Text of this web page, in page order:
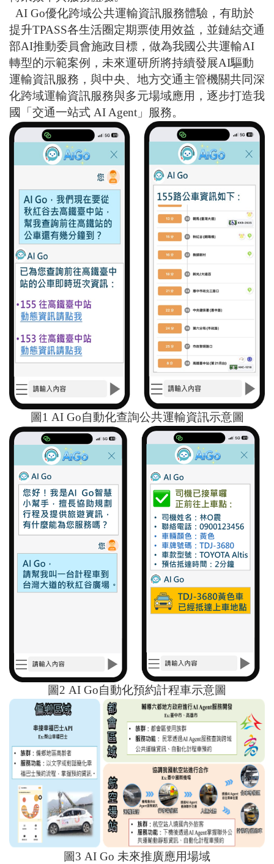
AI Go優化跨域公共運輸資訊服務體驗，有助於
提升TPASS各生活圈定期票使用效益，並鏈結交通
部AI推動委員會施政目標，做為我國公共運輸AI
轉型的示範案例，未來運研所將持續發展AI驅動
運輸資訊服務，與中央、 地方交通主管機關共同深
化跨域運輸資訊服務與多元場域應用，逐步打造我
國「交通一站式 AI Agent 」服務。
圖1 AI Go自動化查詢公共運輸資訊示意圖
圖2 AI Go自動化預約計程車示意圖
圖3 AI Go 未來推廣應用場域